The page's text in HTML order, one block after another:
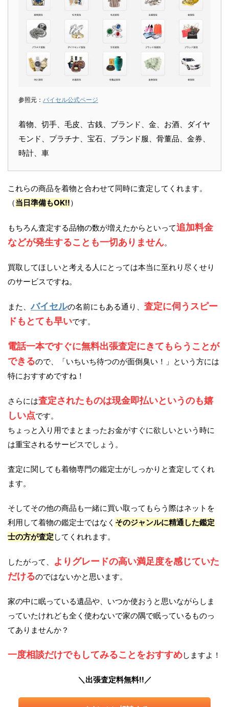
参照元： バイセル公式ページ
着物、切手、毛皮、古銭、ブランド、金、お酒、ダイヤ
モンド、プラチナ、宝石、ブランド服、骨董品、金券、
時計、車
これらの商品を着物と合わせて同時に査定してくれます。
（当日準備もOK!!）
もちろん査定する品物の数が増えたからといって追加料金
などが発生することも一切ありません。
買取してほしいと考える人にとっては本当に至れり尽くせり
のサービスですね。
また、バイセルの名前にもある通り、 査定に伺うスピー
ドもとても早いです。
電話一本ですぐに無料出張査定にきてもらうことが
できるので、「いちいち待つのが面倒臭い！」という方には
特におすすめですね！
さらには査定されたものは現金即払いというのも嬉
しい点です。
ちょっと入り用でまとまったお金がすぐに欲しいという時に
は重宝されるサービスでしょう。
査定に関しても着物専門の鑑定士がしっかりと査定してくれ
ます。
そしてその他の商品も一緒に買い取ってもらう際はネットを
利用して着物の鑑定士ではなく そのジャンルに精通した鑑定
士の方が査定 してくれれます。
したがって、
よりグレードの高い満足度を感じていた
だけるのではないかと思います。
家の中に眠っている遺品や、いつか使おうと思いながらしま
っていたけれども全く使わないで家の隅で眠っているものっ
てありませんか？
一度相談だけでもしてみることをおすすめしますよ！
＼出張査定料無料!!／